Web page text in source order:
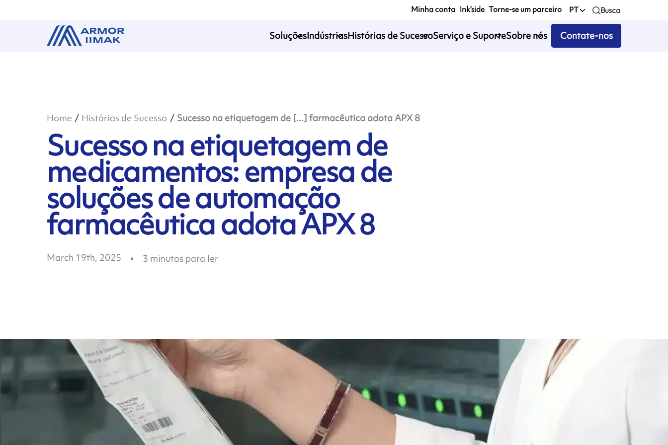
Minha conta Ink’side Torne-se um parceiro PT Busca
SoluçõesIndústriasHistórias de SucessoServiço e SuporteSobre nós Contate-nos
Home Histórias de Sucesso Sucesso na etiquetagem de [...] farmacêutica adota APX 8
Sucesso na etiquetagem de
medicamentos: empresa de
soluções de automação
farmacêutica adota APX 8
March 19th, 2025 3 minutos para ler